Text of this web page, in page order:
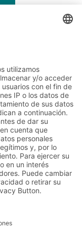
en el
industrial